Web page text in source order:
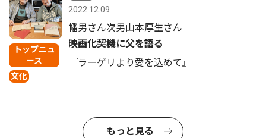
トップニュ
ース
文化
2022.12.09
幡男さん次男山本厚生さん
映画化契機に父を語る
『ラーゲリより愛を込めて』
もっと見る